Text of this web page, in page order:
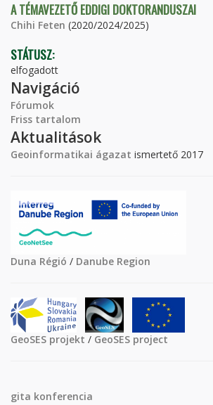
A TÉMAVEZETŐ EDDIGI DOKTORANDUSZAI
Chihi Feten (2020/2024/2025)
STÁTUSZ:
elfogadott
Navigáció
Fórumok
Friss tartalom
Aktualitások
Geoinformatikai ágazat ismertető 2017
Duna Régió / Danube Region
GeoSES projekt / GeoSES project
gita konferencia